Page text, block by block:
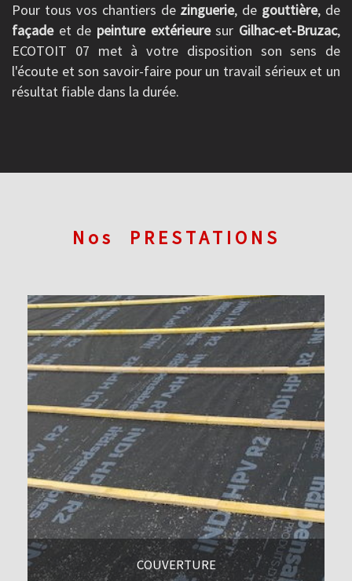
Pour tous vos chantiers de zinguerie, de gouttière, de
façadeet de peinture extérieuresur Gilhac-et-Bruzac,
ECOTOIT 07 met à votre disposition son sens de
l'écoute et son savoir-faire pour un travail sérieux et un
résultat fiable dans la durée.
Nos PRESTATIONS
COUVERTURE